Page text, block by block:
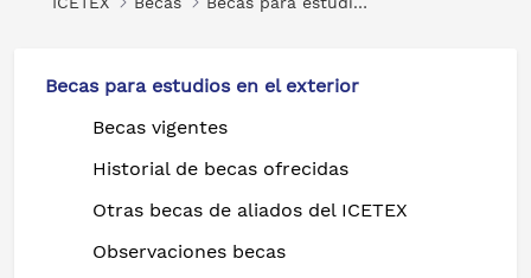
Becas para estudios en el exterior
Becas vigentes
Historial de becas ofrecidas
Otras becas de aliados del ICETEX
Observaciones becas